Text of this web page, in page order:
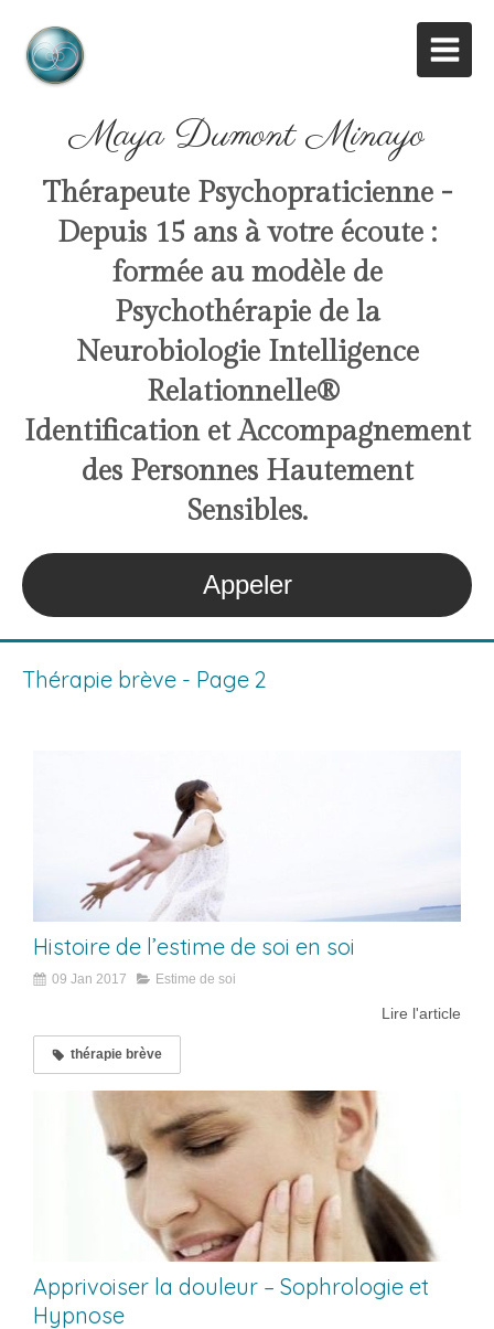
Maya Dumont Minayo
Thérapeute Psychopraticienne -
Depuis 15 ans à votre écoute :
formée au modèle de
Psychothérapie de la
Neurobiologie Intelligence
Relationnelle®
Identification et Accompagnement
des Personnes Hautement
Sensibles.
Appeler
Thérapie brève - Page 2
Histoire de l’estime de soi en soi
09 Jan 2017 Estime de soi
Lire l'article
thérapie brève
Apprivoiser la douleur – Sophrologie et
Hypnose